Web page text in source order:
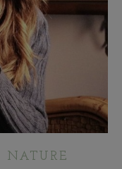
NATURE